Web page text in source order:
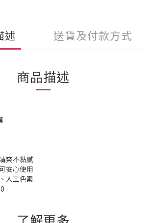
述 送貨及付款方式
商品描述
爽不黏膩
安心使用
人工色素